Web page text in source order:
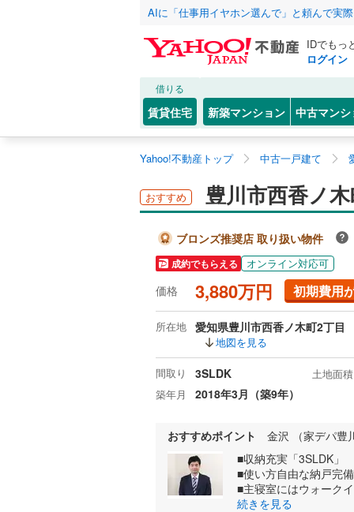
AIに「仕事用イヤホン選んで」と頼んで実
IDでもっ
ログイン
借りる
賃貸住宅 新築マンション 中古マンシ
Yahoo!不動産トップ 中古一戸建て
おすすめ 豊川市西香ノ
ブロンズ推奨店 取り扱い物件
成約でもらえる オンライン対応可
価格 3,880万円 初期費用
所在地 愛知県豊川市西香ノ木町2丁目
地図を見る
間取り 3SLDK
土地面積
築年月
2018年3月（築9年）
おすすめポイント
金沢 （家デパ
■収納充実「3SLDK」
■使い方自由な納戸完備
■主寝室にはウォーク
続きを見る